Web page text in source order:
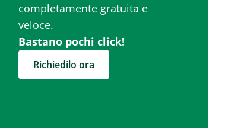
completamente gratuita e
veloce.
Bastano pochi click!
Richiedilo ora